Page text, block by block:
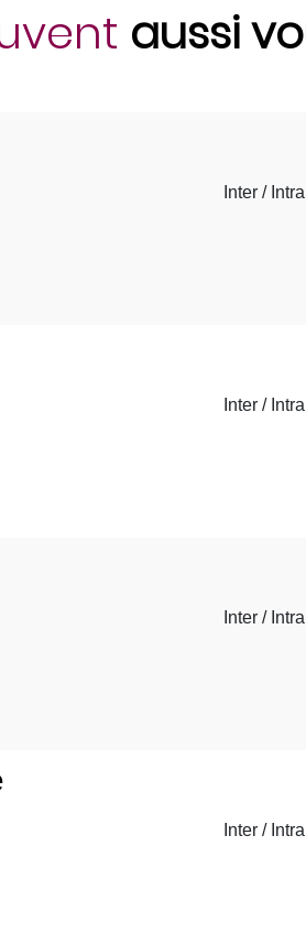
aussi
Inter / Intra
Inter / Intra
Inter / Intra
Inter / Intra